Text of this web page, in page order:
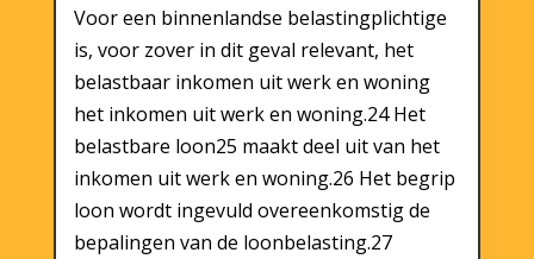
Voor een binnenlandse belastingplichtige
is, voor zover in dit geval relevant, het
belastbaar inkomen uit werk en woning
het inkomen uit werk en woning.24 Het
belastbare loon25 maakt deel uit van het
inkomen uit werk en woning.26 Het begrip
loon wordt ingevuld overeenkomstig de
bepalingen van de loonbelasting.27